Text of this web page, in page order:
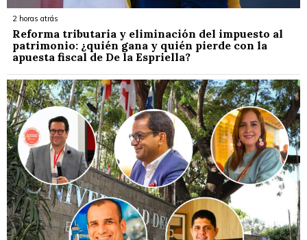
2 horas atrás
Reforma tributaria y eliminación del impuesto al
patrimonio: ¿quién gana y quién pierde con la
apuesta fiscal de De la Espriella?